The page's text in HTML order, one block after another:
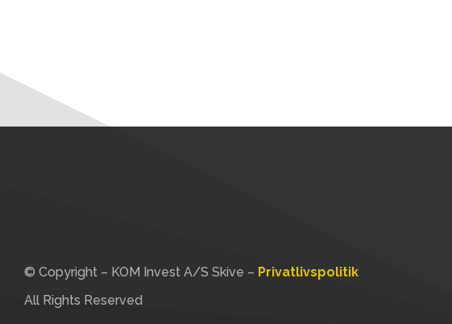
© Copyright – KOM Invest A/S Skive – Privatlivspolitik
All Rights Reserved